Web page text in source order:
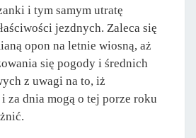
i tym samym utratę
jezdnych. Zaleca się
opon na letnie wiosną, aż
się pogody i średnich
z uwagi na to, iż
za dnia mogą o tej porze roku